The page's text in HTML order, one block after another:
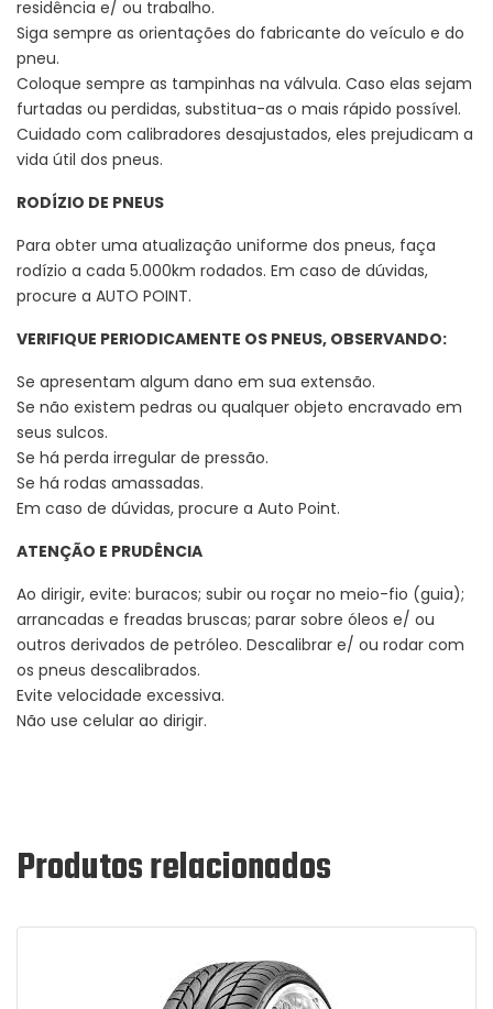
residência e/ ou trabalho.
Siga sempre as orientações do fabricante do veículo e do
pneu.
Coloque sempre as tampinhas na válvula. Caso elas sejam
furtadas ou perdidas, substitua-as o mais rápido possível.
Cuidado com calibradores desajustados, eles prejudicam a
vida útil dos pneus.
RODÍZIO DE PNEUS
Para obter uma atualização uniforme dos pneus, faça
rodízio a cada 5.000km rodados. Em caso de dúvidas,
procure a AUTO POINT.
VERIFIQUE PERIODICAMENTE OS PNEUS, OBSERVANDO:
Se apresentam algum dano em sua extensão.
Se não existem pedras ou qualquer objeto encravado em
seus sulcos.
Se há perda irregular de pressão.
Se há rodas amassadas.
Em caso de dúvidas, procure a Auto Point.
ATENÇÃO E PRUDÊNCIA
Ao dirigir, evite: buracos; subir ou roçar no meio-fio (guia);
arrancadas e freadas bruscas; parar sobre óleos e/ ou
outros derivados de petróleo. Descalibrar e/ ou rodar com
os pneus descalibrados.
Evite velocidade excessiva.
Não use celular ao dirigir.
Produtos relacionados